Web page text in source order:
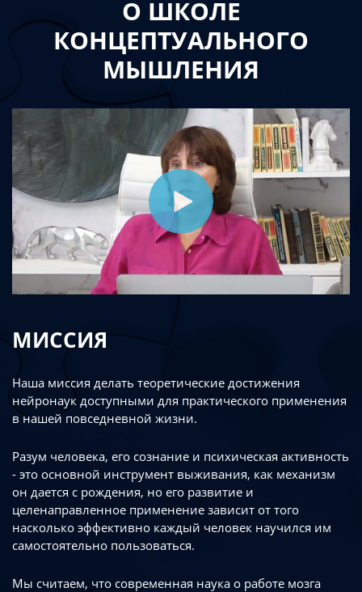
О ШКОЛЕ
КОНЦЕПТУАЛЬНОГО
МЫШЛЕНИЯ
МИССИЯ
Наша миссия делать теоретические достижения
нейронаук доступными для практического применения
в нашей повседневной жизни.
Разум человека, его сознание и психическая активность
- это основной инструмент выживания, как механизм
он дается с рождения, но его развитие и
целенаправленное применение зависит от того
насколько эффективно каждый человек научился им
самостоятельно пользоваться.
Мы считаем, что современная наука о работе мозга